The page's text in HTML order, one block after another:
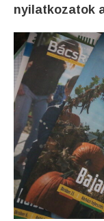
nyilatkozatok